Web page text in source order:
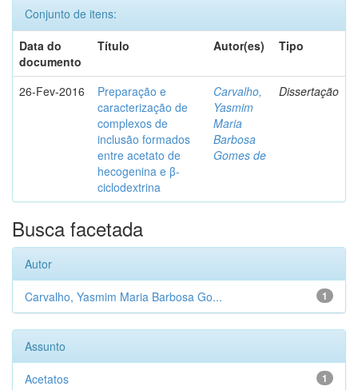
Conjunto de itens:
Data do
documento
Título Autor(es) Tipo
26-Fev-2016
Preparação e
caracterização de
complexos de
inclusão formados
entre acetato de
hecogenina e β-
ciclodextrina
Carvalho,
Yasmim
Maria
Barbosa
Gomes de
Dissertação
Busca facetada
Autor
1
Carvalho, Yasmim Maria Barbosa Go...
Assunto
1
Acetatos